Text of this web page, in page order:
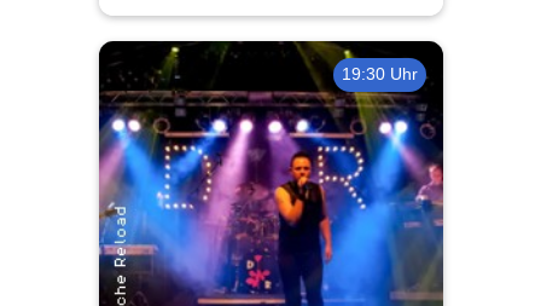
19:30 Uhr